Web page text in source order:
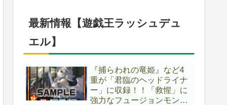
今回は前回以上に個性派揃
いとなりましたね～。【遊
最新情報【遊戯王ラッシュデュ
エル】
『捕らわれの竜姫』など4
重が「君臨のヘッドライナ
ー」に収録！！「救惺」に
強力なフュージョンモンス